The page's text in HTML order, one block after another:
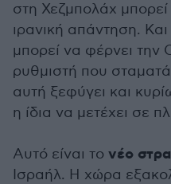
στη Χεζμπολάχ μπορεί
ιρανική απάντηση.
μπορεί να φέρνει την
ρυθμιστή που
αυτή ξεφύγει και
η ίδια να μετέχει σε
Αυτό είναι το νέο
Ισραήλ. Η χώρα